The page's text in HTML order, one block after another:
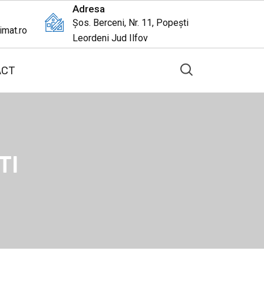
Adresa
Șos. Berceni, Nr. 11, Popești
Leordeni Jud Ilfov